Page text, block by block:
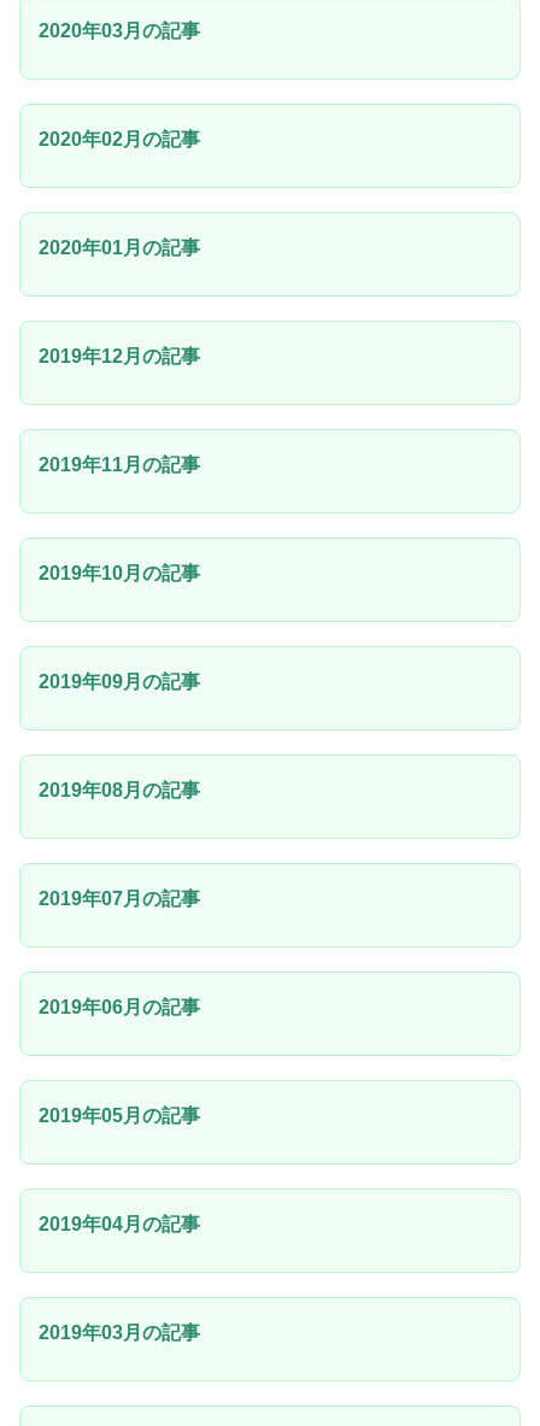
2020年03月の記事
2020年02月の記事
2020年01月の記事
2019年12月の記事
2019年11月の記事
2019年10月の記事
2019年09月の記事
2019年08月の記事
2019年07月の記事
2019年06月の記事
2019年05月の記事
2019年04月の記事
2019年03月の記事